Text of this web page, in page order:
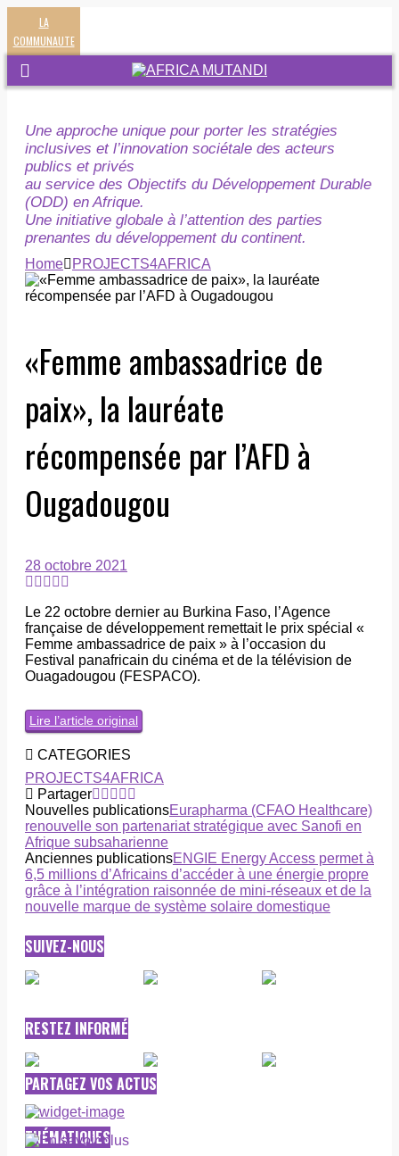
LA
COMMUNAUTE
Une approche unique pour porter les stratégies
inclusives et l’innovation sociétale des acteurs
publics et privés
au service des Objectifs du Développement Durable
(ODD) en Afrique.
Une initiative globale à l’attention des parties
prenantes du développement du continent.
Home PROJECTS4AFRICA
«Femme ambassadrice de
paix», la lauréate
récompensée par l’AFD à
Ougadougou
28 octobre 2021
Le 22 octobre dernier au Burkina Faso, l’Agence
française de développement remettait le prix spécial «
Femme ambassadrice de paix » à l’occasion du
Festival panafricain du cinéma et de la télévision de
Ouagadougou (FESPACO).
Lire l’article original
CATEGORIES
PROJECTS4AFRICA
Partager
Nouvelles publicationsEurapharma (CFAO Healthcare)
renouvelle son partenariat stratégique avec Sanofi en
Afrique subsaharienne
Anciennes publicationsENGIE Energy Access permet à
6,5 millions d’Africains d’accéder à une énergie propre
grâce à l’intégration raisonnée de mini-réseaux et de la
nouvelle marque de système solaire domestique
SUIVEZ-NOUS
RESTEZ INFORMÉ
PARTAGEZ VOS ACTUS
THÉMATIQUES